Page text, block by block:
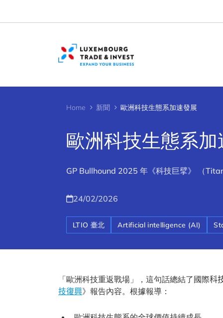
Home 新聞 歐洲科技生態系加速發展
歐洲科技生態系
GP Bullhound 2025 年《科技巨擘》 （
24/02/2026
LTIO 臺北 Artificial intelligence (AI)
「歐洲科技重返戰場」，這句話總結了國際科
技復興》報告內容。根據報導：